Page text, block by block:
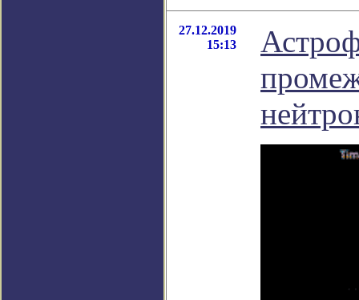
27.12.2019
15:13